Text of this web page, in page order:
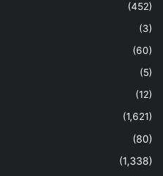
(452)
(3)
(60)
(5)
(12)
(1,621)
(80)
(1,338)